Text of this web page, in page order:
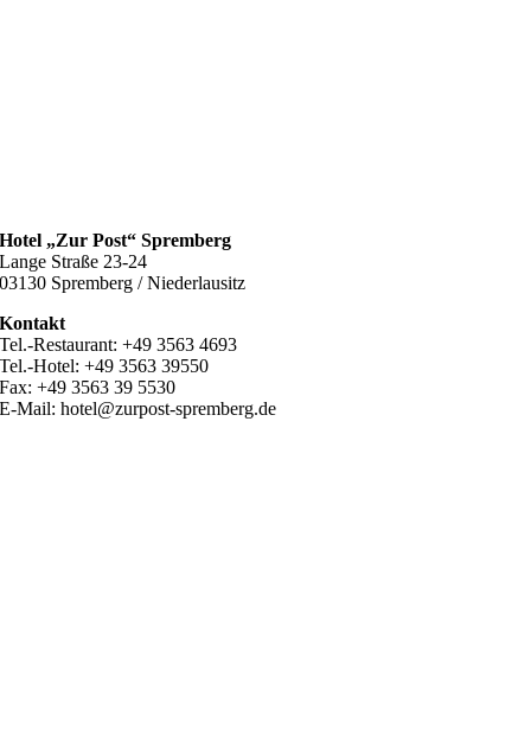
Hotel „Zur Post“ Spremberg
Lange Straße 23-24
03130 Spremberg / Niederlausitz
Kontakt
Tel.-Restaurant: +49 3563 4693
Tel.-Hotel: +49 3563 39550
Fax: +49 3563 39 5530
E-Mail: hotel@zurpost-spremberg.de